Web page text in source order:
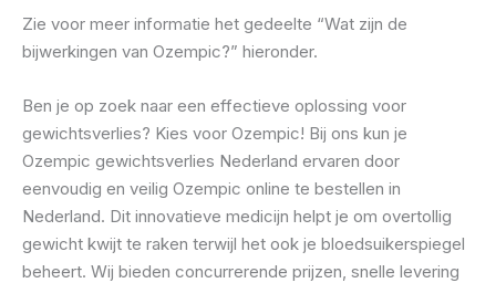
Zie voor meer informatie het gedeelte “Wat zijn de
bijwerkingen van Ozempic?” hieronder.
Ben je op zoek naar een effectieve oplossing voor
gewichtsverlies? Kies voor Ozempic! Bij ons kun je
Ozempic gewichtsverlies Nederland ervaren door
eenvoudig en veilig Ozempic online te bestellen in
Nederland. Dit innovatieve medicijn helpt je om overtollig
gewicht kwijt te raken terwijl het ook je bloedsuikerspiegel
beheert. Wij bieden concurrerende prijzen, snelle levering